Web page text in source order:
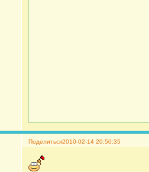
Поделиться2010-02-14 20:50:35